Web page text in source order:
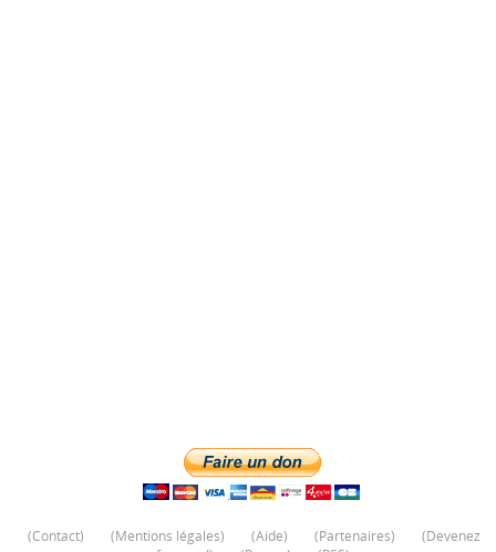
(Contact) (Mentions légales) (Aide) (Partenaires) (Devenez